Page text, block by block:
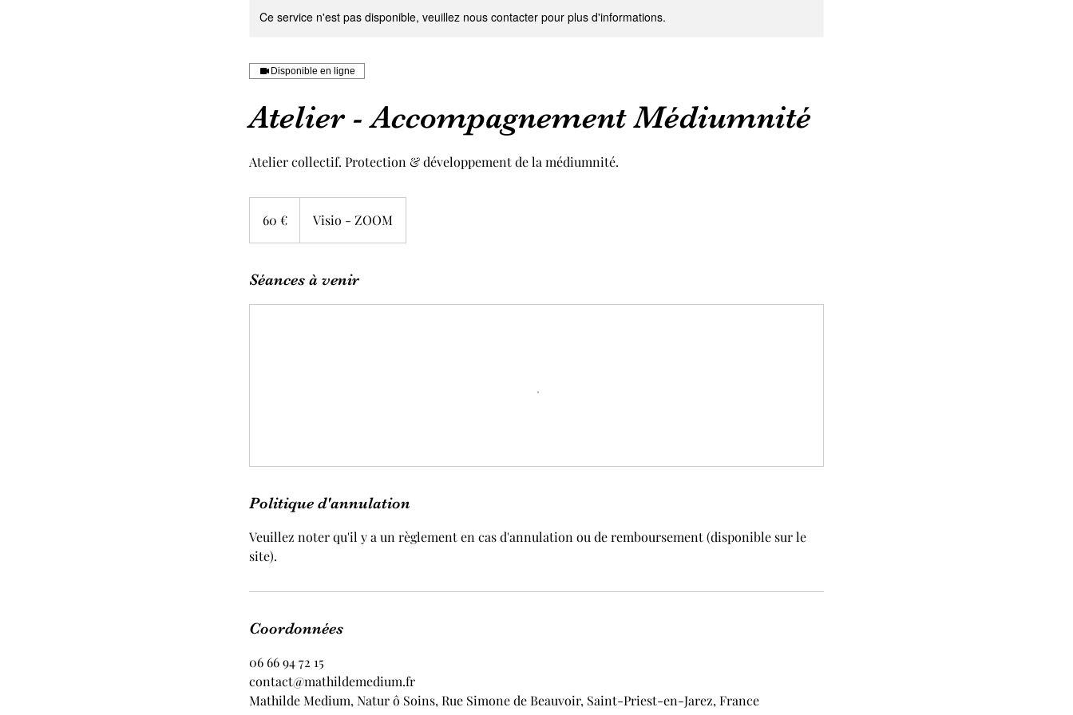
Ce service n'est pas disponible, veuillez nous contacter pour plus d'informations.
Disponible en ligne
Atelier - Accompagnement Médiumnité
Atelier collectif. Protection & développement de la médiumnité.
60 € Visio - ZOOM
Séances à venir
Politique d'annulation
Veuillez noter qu'il y a un règlement en cas d'annulation ou de remboursement (disponible sur le
site).
Coordonnées
06 66 94 72 15
contact@mathildemedium.fr
Mathilde Medium, Natur ô Soins, Rue Simone de Beauvoir, Saint-Priest-en-Jarez, France